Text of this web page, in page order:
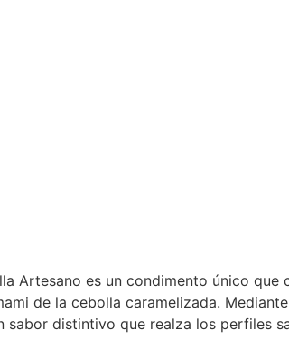
Artesano es un condimento único
de la cebolla caramelizada.
sabor distintivo que realza los perfiles